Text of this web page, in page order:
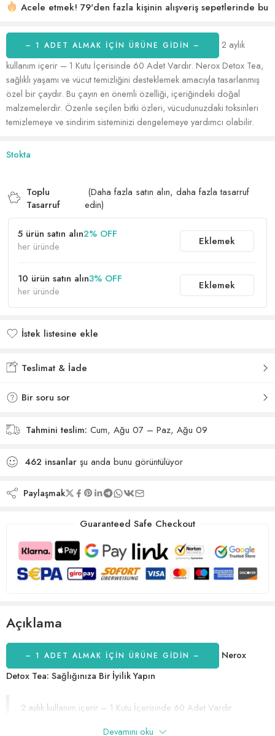
üzerinden
aldı
Acele etmek! 79'den fazla kişinin alışveriş sepetlerinde bu
– 1 ADET ALMAK IÇIN ÜRÜNE GİDİN –
2 aylık
kullanım içerir – 1 Kutu İçerisinde 60 Adet Vardır. Nerox Detox Tea,
sağlıklı yaşamı ve vücut temizliğini desteklemek amacıyla tasarlanmış
özel bir çaydır. Bu çayın en önemli özelliği, içeriğindeki doğal
malzemelerdir. Özenle seçilen bitki özleri, vücudunuzdaki toksinleri
temizlemeye ve sindirim sisteminizi dengelemeye yardımcı olabilir.
Stokta
Toplu
Tasarruf
(Daha fazla satın alın, daha fazla tasarruf
edin)
5 ürün satın alın2% OFF
her üründe
Eklemek
10 ürün satın alın3% OFF
her üründe
Eklemek
İstek listesine ekle
Teslimat & İade
Bir soru sor
Tahmini teslim: Cum, Ağu 07 – Paz, Ağu 09
462 insanlar şu anda bunu görüntülüyor
Paylaşmak
Guaranteed Safe Checkout
Açıklama
– 1 ADET ALMAK IÇIN ÜRÜNE GİDİN –
Nerox
Detox Tea: Sağlığınıza Bir İyilik Yapın
2 aylık kullanım içerir – 1 Kutu İçerisinde 60 Adet Vardır.
Devamını oku